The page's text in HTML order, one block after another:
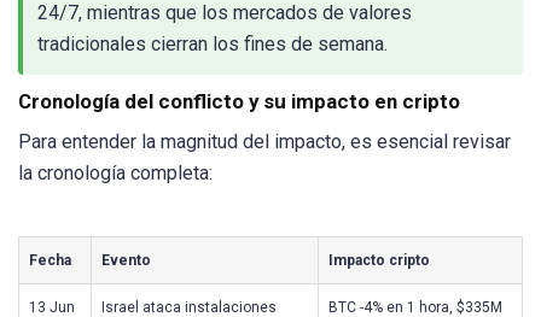
24/7, mientras que los mercados de valores
tradicionales cierran los fines de semana.
Cronología del conflicto y su impacto en cripto
Para entender la magnitud del impacto, es esencial revisar
la cronología completa:
Fecha Evento Impacto cripto
13 Jun
Israel ataca instalaciones
BTC -4% en 1 hora, $335M